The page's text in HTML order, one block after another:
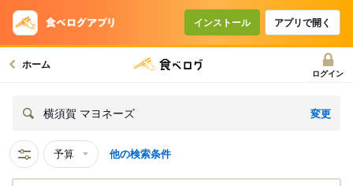
インストール アプリで開く
ホーム
ログイン
横須賀 マヨネーズ 変更
予算 他の検索条件